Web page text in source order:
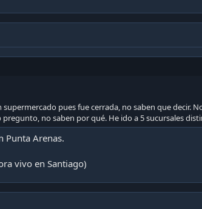
pues fue cerrada, no saben que decir.
no saben por qué. He ido a 5 sucursales
Punta Arenas.
vivo en Santiago)